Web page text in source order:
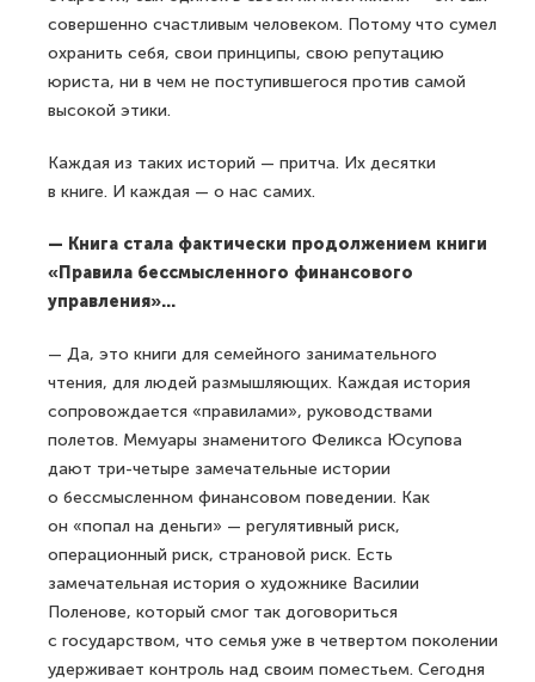
совершенно счастливым человеком. Потому что сумел
охранить себя, свои принципы, свою репутацию
юриста, ни в чем не поступившегося против самой
высокой этики.
Каждая из таких историй — притча. Их десятки
в книге. И каждая — о нас самих.
— Книга стала фактически продолжением книги
«Правила бессмысленного финансового
управления»...
— Да, это книги для семейного занимательного
чтения, для людей размышляющих. Каждая история
сопровождается «правилами», руководствами
полетов. Мемуары знаменитого Феликса Юсупова
дают три-четыре замечательные истории
о бессмысленном финансовом поведении. Как
он «попал на деньги» — регулятивный риск,
операционный риск, страновой риск. Есть
замечательная история о художнике Василии
Поленове, который смог так договориться
с государством, что семья уже в четвертом поколении
удерживает контроль над своим поместьем. Сегодня